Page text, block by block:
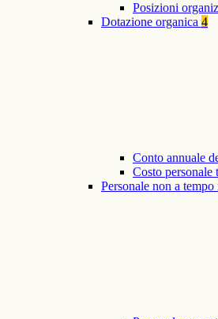
Posizioni
Dotazione organica 4
Conto annuale
Costo personale
Personale non a